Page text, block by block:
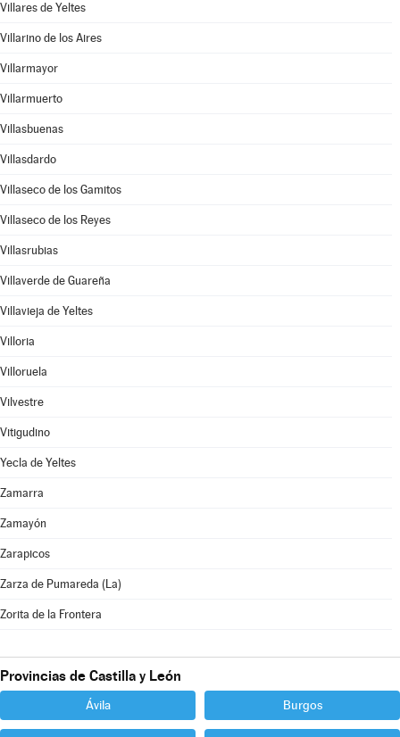
Villares de Yeltes
Villarino de los Aires
Villarmayor
Villarmuerto
Villasbuenas
Villasdardo
Villaseco de los Gamitos
Villaseco de los Reyes
Villasrubias
Villaverde de Guareña
Villavieja de Yeltes
Villoria
Villoruela
Vilvestre
Vitigudino
Yecla de Yeltes
Zamarra
Zamayón
Zarapicos
Zarza de Pumareda (La)
Zorita de la Frontera
Provincias de Castilla y León
Ávila Burgos